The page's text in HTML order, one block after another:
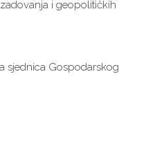
i geopolitičkih
sjednica Gospodarskog